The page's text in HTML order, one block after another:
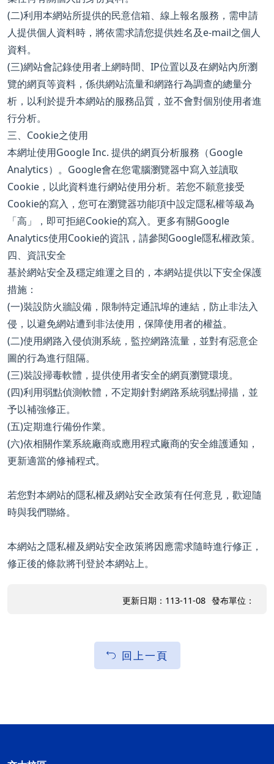
(二)利用本網站所提供的民意信箱、線上報名服務，需申請
人提供個人資料時，將依需求請您提供姓名及e-mail之個人
資料。
(三)網站會記錄使用者上網時間、IP位置以及在網站內所瀏
覽的網頁等資料，係供網站流量和網路行為調查的總量分
析，以利於提升本網站的服務品質，並不會對個別使用者進
行分析。
三、Cookie之使用
本網址使用Google Inc. 提供的網頁分析服務（Google
Analytics）。Google會在您電腦瀏覽器中寫入並讀取
Cookie，以此資料進行網站使用分析。若您不願意接受
Cookie的寫入，您可在瀏覽器功能項中設定隱私權等級為
「高」，即可拒絕Cookie的寫入。更多有關Google
Analytics使用Cookie的資訊，請參閱Google隱私權政策。
四、資訊安全
基於網站安全及穩定維運之目的，本網站提供以下安全保護
措施：
(一)裝設防火牆設備，限制特定通訊埠的連結，防止非法入
侵，以避免網站遭到非法使用，保障使用者的權益。
(二)使用網路入侵偵測系統，監控網路流量，並對有惡意企
圖的行為進行阻隔。
(三)裝設掃毒軟體，提供使用者安全的網頁瀏覽環境。
(四)利用弱點偵測軟體，不定期針對網路系統弱點掃描，並
予以補強修正。
(五)定期進行備份作業。
(六)依相關作業系統廠商或應用程式廠商的安全維護通知，
更新適當的修補程式。
若您對本網站的隱私權及網站安全政策有任何意見，歡迎隨
時與我們聯絡。
本網站之隱私權及網站安全政策將因應需求隨時進行修正，
修正後的條款將刊登於本網站上。
更新日期：113-11-08 發布單位：
回上一頁